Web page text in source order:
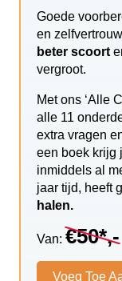
Goede
en
beter scoort
vergroot.
Met ons ‘Alle
alle 11
extra vragen
een boek krijg
inmiddels al
jaar tijd, heeft
halen.
Van: €50*,-
Voeg Toe